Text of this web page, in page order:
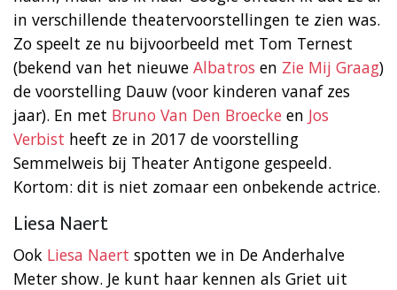
in verschillende theatervoorstellingen te zien was.
Zo speelt ze nu bijvoorbeeld met Tom Ternest
(bekend van het nieuwe Albatros en Zie Mij Graag)
de voorstelling Dauw (voor kinderen vanaf zes
jaar). En met Bruno Van Den Broecke en Jos
Verbist heeft ze in 2017 de voorstelling
Semmelweis bij Theater Antigone gespeeld.
Kortom: dit is niet zomaar een onbekende actrice.
Liesa Naert
Ook Liesa Naert spotten we in De Anderhalve
Meter show. Je kunt haar kennen als Griet uit